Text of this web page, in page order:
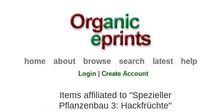
home about browse search latest help
Login |Create Account
Items affiliated to "Spezieller
Pflanzenbau 3: Hackfrüchte"